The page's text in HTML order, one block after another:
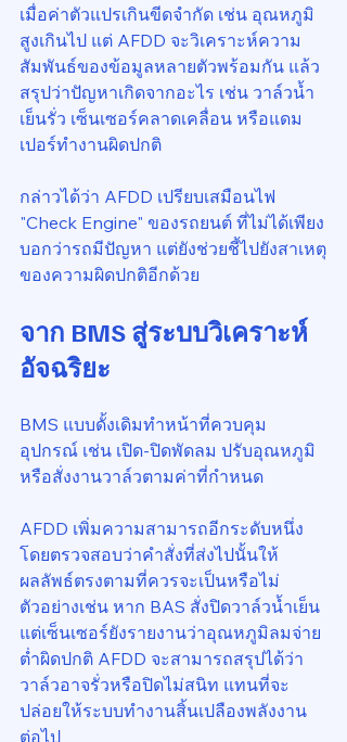
เมื่อค่าตัวแปรเกินขีดจำกัด เช่น อุณหภูมิ
สูงเกินไป แต่ AFDD จะวิเคราะห์ความ
สัมพันธ์ของข้อมูลหลายตัวพร้อมกัน แล้ว
สรุปว่าปัญหาเกิดจากอะไร เช่น วาล์วน้ำ
เย็นรั่ว เซ็นเซอร์คลาดเคลื่อน หรือแดม
เปอร์ทำงานผิดปกติ
กล่าวได้ว่า AFDD เปรียบเสมือนไฟ
"Check Engine" ของรถยนต์ ที่ไม่ได้เพียง
บอกว่ารถมีปัญหา แต่ยังช่วยชี้ไปยังสาเหตุ
ของความผิดปกติอีกด้วย
จาก BMS สู่ระบบวิเคราะห์
อัจฉริยะ
BMS แบบดั้งเดิมทำหน้าที่ควบคุม
อุปกรณ์ เช่น เปิด-ปิดพัดลม ปรับอุณหภูมิ
หรือสั่งงานวาล์วตามค่าที่กำหนด
AFDD เพิ่มความสามารถอีกระดับหนึ่ง
โดยตรวจสอบว่าคำสั่งที่ส่งไปนั้นให้
ผลลัพธ์ตรงตามที่ควรจะเป็นหรือไม่
ตัวอย่างเช่น หาก BAS สั่งปิดวาล์วน้ำเย็น
แต่เซ็นเซอร์ยังรายงานว่าอุณหภูมิลมจ่าย
ต่ำผิดปกติ AFDD จะสามารถสรุปได้ว่า
วาล์วอาจรั่วหรือปิดไม่สนิท แทนที่จะ
ปล่อยให้ระบบทำงานสิ้นเปลืองพลังงาน
ต่อไป